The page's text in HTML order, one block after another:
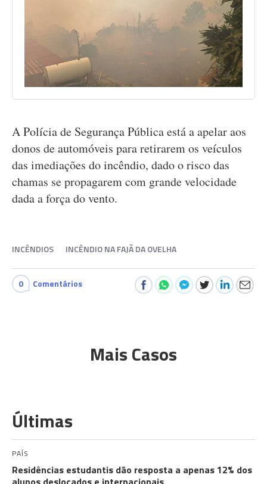
A Polícia de Segurança Pública está a apelar aos
donos de automóveis para retirarem os veículos
das imediações do incêndio, dado o risco das
chamas se propagarem com grande velocidade
dada a força do vento.
INCÊNDIOS INCÊNDIO NA FAJÃ DA OVELHA
0 Comentários
Mais Casos
Últimas
PAÍS
Residências estudantis dão resposta a apenas 12% dos